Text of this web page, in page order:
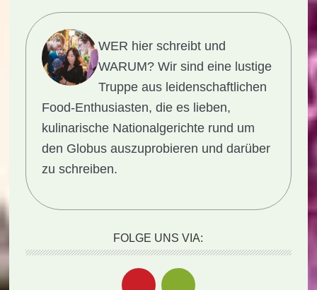
WER hier schreibt und
WARUM? Wir sind eine lustige
Truppe aus leidenschaftlichen
Food-Enthusiasten, die es lieben,
kulinarische Nationalgerichte rund um
den Globus auszuprobieren und darüber
zu schreiben.
FOLGE UNS VIA: